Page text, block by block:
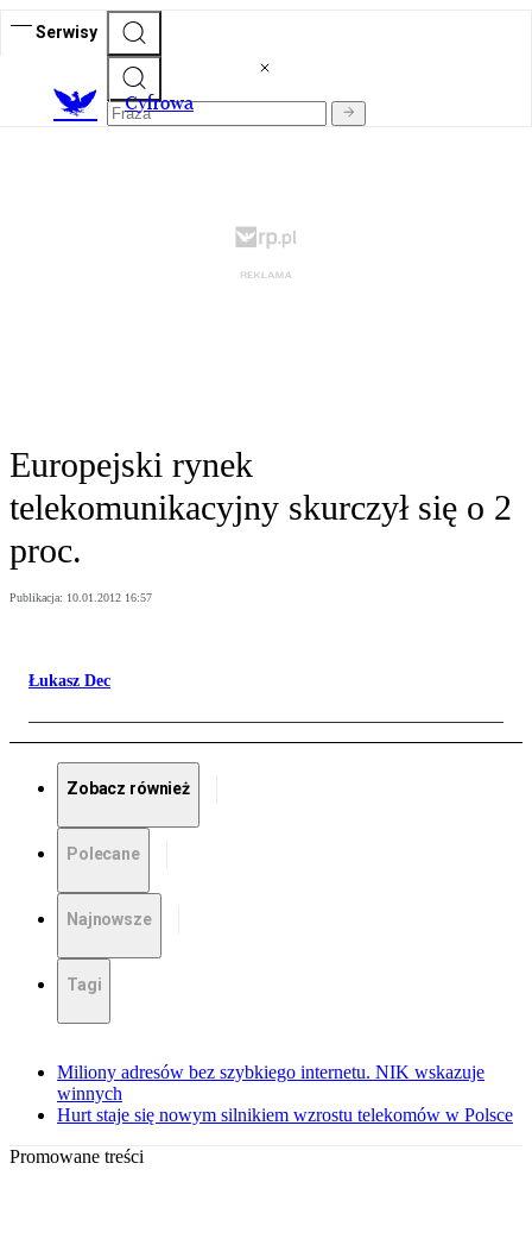
Serwisy
Cyfrowa
Europejski rynek
telekomunikacyjny skurczył się o 2
proc.
Publikacja: 10.01.2012 16:57
Łukasz Dec
Zobacz również
Polecane
Najnowsze
Tagi
Miliony adresów bez szybkiego internetu. NIK wskazuje
winnych
Hurt staje się nowym silnikiem wzrostu telekomów w Polsce
Promowane treści